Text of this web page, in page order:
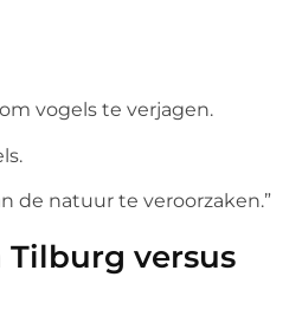
vogels te verjagen.
de natuur te veroorzaken.”
versus